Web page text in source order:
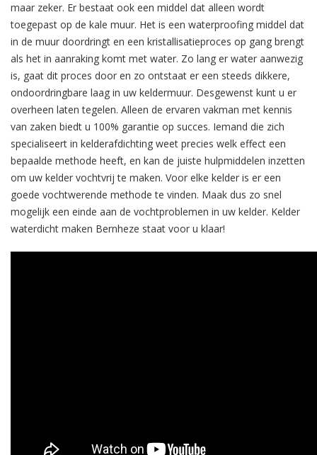
maar zeker. Er bestaat ook een middel dat alleen wordt
toegepast op de kale muur. Het is een waterproofing middel dat
in de muur doordringt en een kristallisatieproces op gang brengt
als het in aanraking komt met water. Zo lang er water aanwezig
is, gaat dit proces door en zo ontstaat er een steeds dikkere,
ondoordringbare laag in uw keldermuur. Desgewenst kunt u er
overheen laten tegelen. Alleen de ervaren vakman met kennis
van zaken biedt u 100% garantie op succes. Iemand die zich
specialiseert in kelderafdichting weet precies welk effect een
bepaalde methode heeft, en kan de juiste hulpmiddelen inzetten
om uw kelder vochtvrij te maken. Voor elke kelder is er een
goede vochtwerende methode te vinden. Maak dus zo snel
mogelijk een einde aan de vochtproblemen in uw kelder. Kelder
waterdicht maken Bernheze staat voor u klaar!